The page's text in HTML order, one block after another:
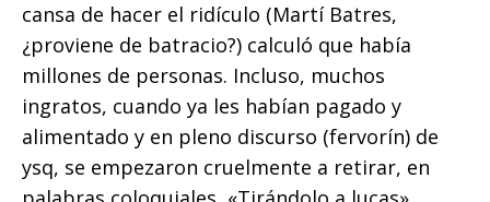
cansa de hacer el ridículo (Martí Batres,
¿proviene de batracio?) calculó que había
millones de personas. Incluso, muchos
ingratos, cuando ya les habían pagado y
alimentado y en pleno discurso (fervorín) de
ysq, se empezaron cruelmente a retirar, en